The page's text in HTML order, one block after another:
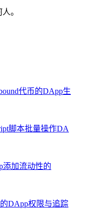
。
代币的DApp生
脚本批量操作DA
添加流动性的
DApp权限与追踪